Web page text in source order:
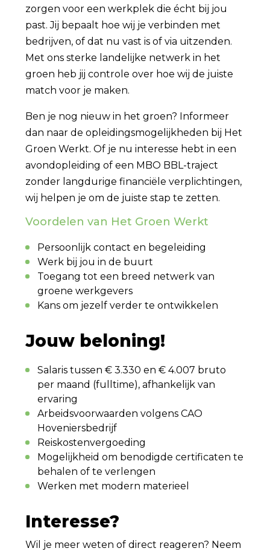
zorgen voor een werkplek die écht bij jou
past. Jij bepaalt hoe wij je verbinden met
bedrijven, of dat nu vast is of via uitzenden.
Met ons sterke landelijke netwerk in het
groen heb jij controle over hoe wij de juiste
match voor je maken.
Ben je nog nieuw in het groen? Informeer
dan naar de opleidingsmogelijkheden bij Het
Groen Werkt. Of je nu interesse hebt in een
avondopleiding of een MBO BBL-traject
zonder langdurige financiële verplichtingen,
wij helpen je om de juiste stap te zetten.
Voordelen van Het Groen Werkt
Persoonlijk contact en begeleiding
Werk bij jou in de buurt
Toegang tot een breed netwerk van
groene werkgevers
Kans om jezelf verder te ontwikkelen
Jouw beloning!
Salaris tussen € 3.330 en € 4.007 bruto
per maand (fulltime), afhankelijk van
ervaring
Arbeidsvoorwaarden volgens CAO
Hoveniersbedrijf
Reiskostenvergoeding
Mogelijkheid om benodigde certificaten te
behalen of te verlengen
Werken met modern materieel
Interesse?
Wil je meer weten of direct reageren? Neem